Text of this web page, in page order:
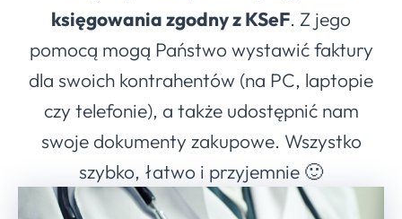
księgowania zgodny z KSeF. Z jego
pomocą mogą Państwo wystawić faktury
dla swoich kontrahentów (na PC, laptopie
czy telefonie), a także udostępnić nam
swoje dokumenty zakupowe. Wszystko
szybko, łatwo i przyjemnie 🙂